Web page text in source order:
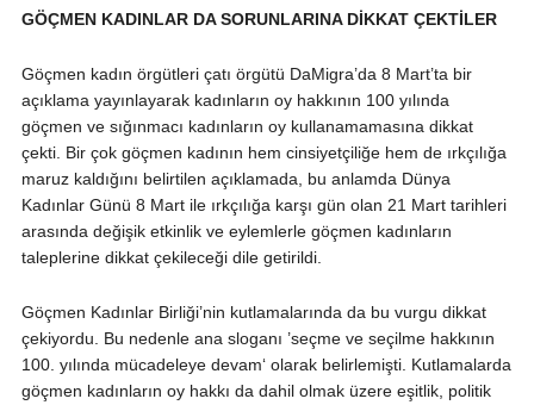
GÖÇMEN KADINLAR DA SORUNLARINA DİKKAT ÇEKTİLER
Göçmen kadın örgütleri çatı örgütü DaMigra’da 8 Mart’ta bir
açıklama yayınlayarak kadınların oy hakkının 100 yılında
göçmen ve sığınmacı kadınların oy kullanamamasına dikkat
çekti. Bir çok göçmen kadının hem cinsiyetçiliğe hem de ırkçılığa
maruz kaldığını belirtilen açıklamada, bu anlamda Dünya
Kadınlar Günü 8 Mart ile ırkçılığa karşı gün olan 21 Mart tarihleri
arasında değişik etkinlik ve eylemlerle göçmen kadınların
taleplerine dikkat çekileceği dile getirildi.
Göçmen Kadınlar Birliği’nin kutlamalarında da bu vurgu dikkat
çekiyordu. Bu nedenle ana sloganı ’seçme ve seçilme hakkının
100. yılında mücadeleye devam‘ olarak belirlemişti. Kutlamalarda
göçmen kadınların oy hakkı da dahil olmak üzere eşitlik, politik